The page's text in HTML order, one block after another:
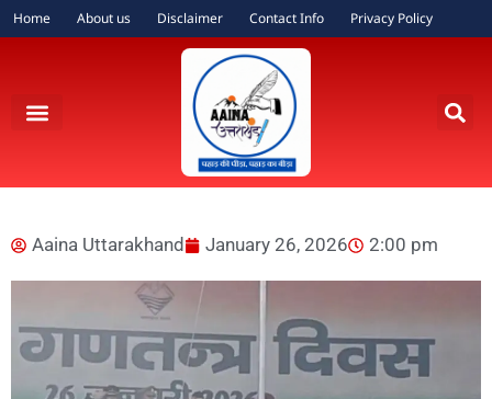
Home About us Disclaimer Contact Info Privacy Policy
Aaina Uttarakhand January 26, 2026 2:00 pm